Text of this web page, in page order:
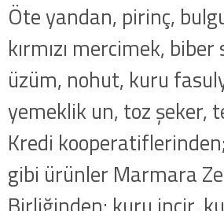
Öte yandan, pirinç,
kırmızı mercimek,
üzüm, nohut, kuru
yemeklik un, toz şeker,
Kredi
gibi ürünler Marmara